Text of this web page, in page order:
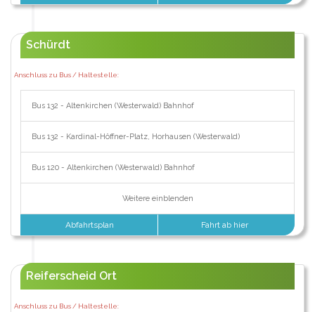
Schürdt
Anschluss zu Bus / Haltestelle:
Bus 132 - Altenkirchen (Westerwald) Bahnhof
Bus 132 - Kardinal-Höffner-Platz, Horhausen (Westerwald)
Bus 120 - Altenkirchen (Westerwald) Bahnhof
Weitere einblenden
Abfahrtsplan Fahrt ab hier
Reiferscheid Ort
Anschluss zu Bus / Haltestelle: